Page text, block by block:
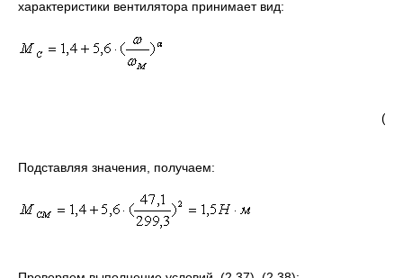
характеристики вентилятора принимает вид:
Подставляя значения, получаем: